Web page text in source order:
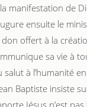
manifestation de
ensuite le
don offert à la
sa vie à
à l’humanité
Baptiste insiste
Jésus n’est